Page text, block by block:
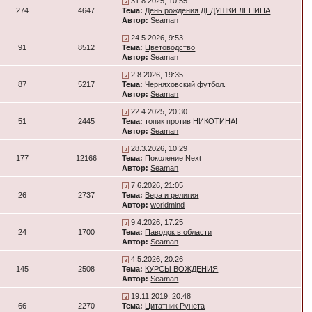
274 4647
Тема: День рождения ДЕДУШКИ ЛЕНИНА
Автор: Seaman
91 8512
24.5.2026, 9:53
Тема: Цветоводство
Автор: Seaman
87 5217
2.8.2026, 19:35
Тема: Черняховский футбол.
Автор: Seaman
51 2445
22.4.2025, 20:30
Тема: топик против НИКОТИНА!
Автор: Seaman
177 12166
28.3.2026, 10:29
Тема: Поколение Next
Автор: Seaman
26 2737
7.6.2026, 21:05
Тема: Вера и религия
Автор: worldmind
24 1700
9.4.2026, 17:25
Тема: Паводок в области
Автор: Seaman
145 2508
4.5.2026, 20:26
Тема: КУРСЫ ВОЖДЕНИЯ
Автор: Seaman
66 2270
19.11.2019, 20:48
Тема: Цитатник Рунета